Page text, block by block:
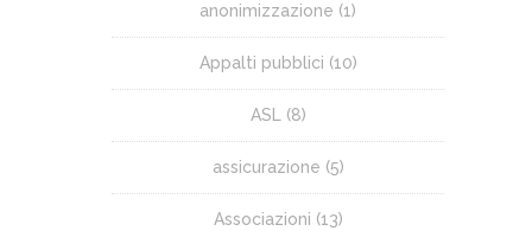
anonimizzazione (1)
Appalti pubblici (10)
ASL(8)
assicurazione (5)
Associazioni (13)